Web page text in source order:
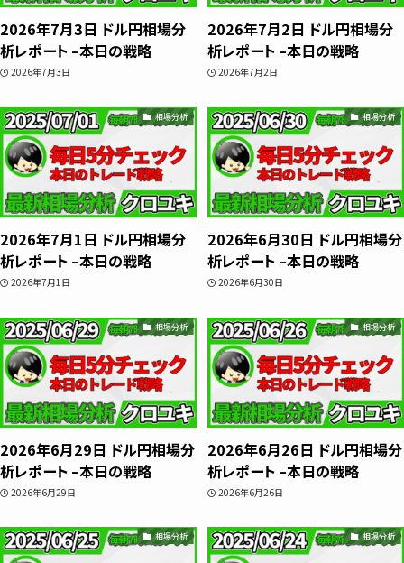
相場分析
インジケーター
TradingView
スキャルピング
トレード資料
2026年7月3日 ドル円相場分
析レポート –本日の戦略
2026年7月3日
2026年7月2日 ドル円相場分
析レポート –本日の戦略
2026年7月2日
相場分析
2026年7月1日 ドル円相場分
析レポート –本日の戦略
2026年7月1日
相場分析
2026年6月30日 ドル円相場分
析レポート –本日の戦略
2026年6月30日
相場分析
2026年6月29日 ドル円相場分
析レポート –本日の戦略
2026年6月29日
相場分析
2026年6月26日 ドル円相場分
析レポート –本日の戦略
2026年6月26日
相場分析 相場分析